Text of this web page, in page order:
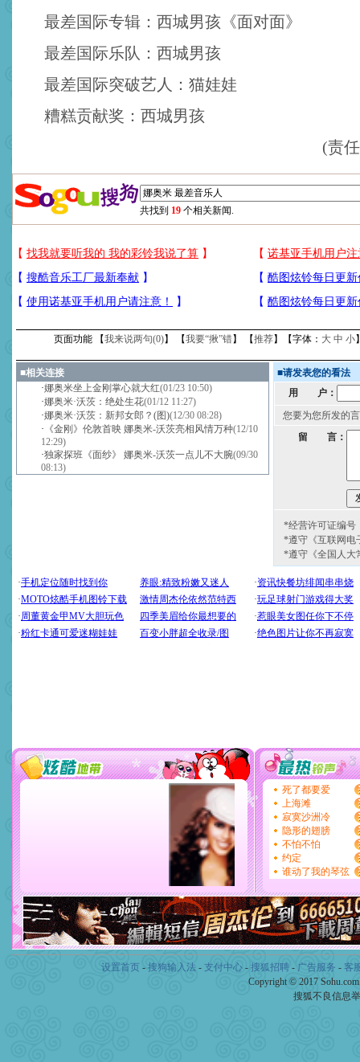
最差国际专辑：西城男孩《面对面》
最差国际乐队：西城男孩
最差国际突破艺人：猫娃娃
糟糕贡献奖：西城男孩
(责
共找到 19 个相关新闻.
页面功能 【我来说两句(0)】 【我要“揪”错】 【推荐】【字体： 大 中 小
■相关连接
·娜奥米坐上金刚掌心就大红(01/23 10:50)
·娜奥米·沃茨：绝处生花(01/12 11:27)
·娜奥米·沃茨：新邦女郎？(图)(12/30 08:28)
· 《金刚》伦敦首映 娜奥米-沃茨亮相风情万种(12/10
12:29)
·独家探班《面纱》 娜奥米-沃茨一点儿不大腕(09/30
08:13)
■请发表您的看法
用 户：
您要为您所发的
留 言：
*经营许可证编号
*遵守《互联网电
*遵守《全国人大
设置首页 - 搜狗输入法 - 支付中心- 搜狐招聘- 广告服务 - 客
Copyright © 2017
搜狐不良信息